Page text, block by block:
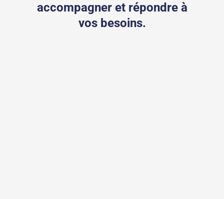
accompagner et répondre à
vos besoins.